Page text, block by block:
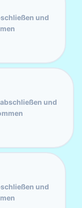
und
und
und